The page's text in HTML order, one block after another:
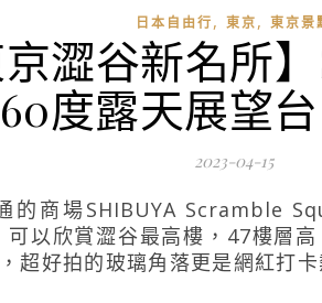
日本自由行, 東京, 東京景
京澀谷新名所
度露天展望
2023-04-15
的商場SHIBUYA Scramble
可以欣賞澀谷最高樓，47樓層
超好拍的玻璃角落更是網紅打